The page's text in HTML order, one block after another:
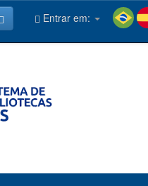
Entrar em: